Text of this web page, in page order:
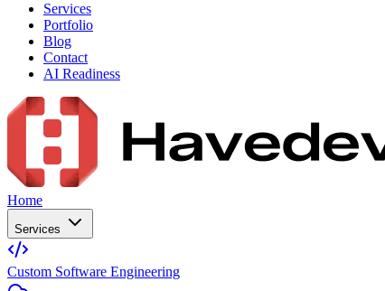
Services
Portfolio
Blog
Contact
AI Readiness
Home
Services
Custom Software Engineering